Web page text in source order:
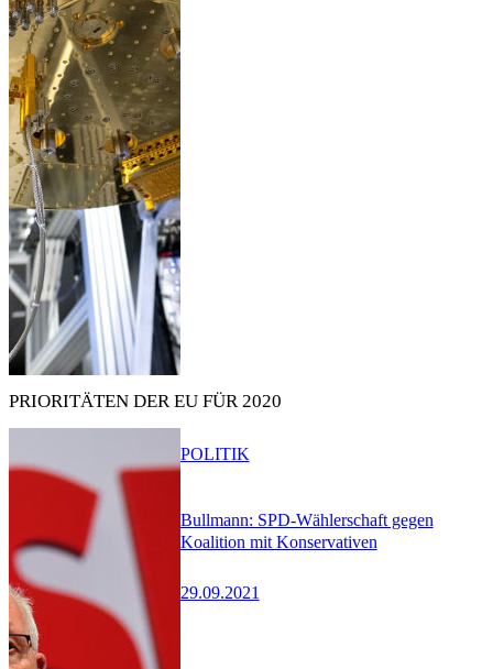
PRIORITÄTEN DER EU FÜR 2020
Bullmann: SPD-Wählerschaft gegen
Koalition mit Konservativen
29.09.2021
POLITIK